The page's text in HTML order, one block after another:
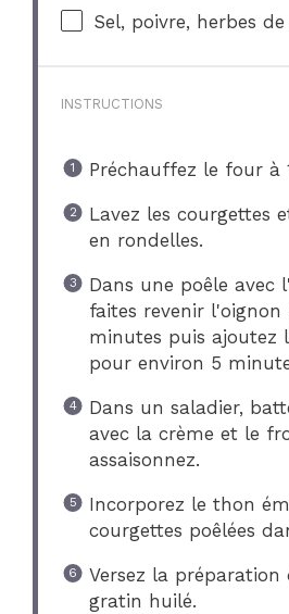
Sel, poivre, herbes de
INSTRUCTIONS
Préchauffez le four à
Lavez les courgettes
en rondelles.
Dans une poêle avec
faites revenir l'oignon
minutes puis ajoutez
pour environ 5
Dans un saladier,
avec la crème et le
assaisonnez.
Incorporez le thon
courgettes poêlées
Versez la
gratin huilé.